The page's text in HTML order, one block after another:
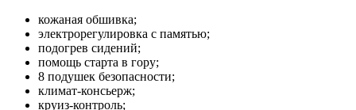
кожаная обшивка;
электрорегулировка с памятью;
подогрев сидений;
помощь старта в гору;
8 подушек безопасности;
климат-консьерж;
круиз-контроль;